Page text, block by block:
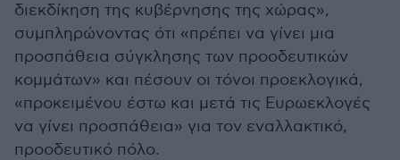
διεκδίκηση της κυβέρνησης της χώρας»,
συμπληρώνοντας ότι «πρέπει να γίνει μια
προσπάθεια σύγκλησης των προοδευτικών
κομμάτων» και πέσουν οι τόνοι προεκλογικά,
«προκειμένου έστω και μετά τις Ευρωεκλογές
να γίνει προσπάθεια» για τον εναλλακτικό,
προοδευτικό πόλο.